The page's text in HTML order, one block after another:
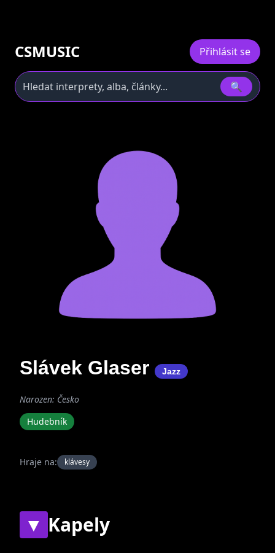
CSMUSIC Přihlásit se
🔍
Slávek Glaser Jazz
Narozen: Česko
Hudebník
Hraje na: klávesy
▼ Kapely